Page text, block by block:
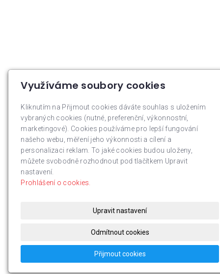
Využíváme soubory cookies
Kliknutím na Přijmout cookies dáváte souhlas s uložením
vybraných cookies (nutné, preferenční, výkonnostní,
marketingové). Cookies používáme pro lepší fungování
našeho webu, měření jeho výkonnosti a cílení a
personalizaci reklam. To jaké cookies budou uloženy,
můžete svobodně rozhodnout pod tlačítkem Upravit
nastavení.
Prohlášení o cookies.
Upravit nastavení
Odmítnout cookies
Přijmout cookies